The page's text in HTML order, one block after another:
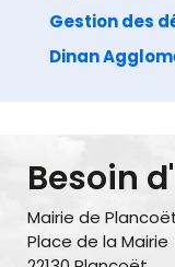
Gestion des
Dinan
Besoin
Mairie de
Place de la Mairie